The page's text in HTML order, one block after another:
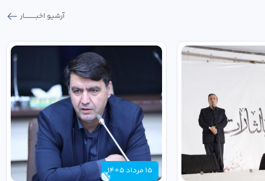
آرشیو اخبـــــــــــار
15 مرداد 1405